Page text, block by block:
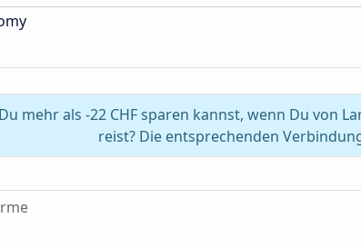
mehr als -22 CHF sparen kannst, wenn Du von
reist? Die entsprechenden